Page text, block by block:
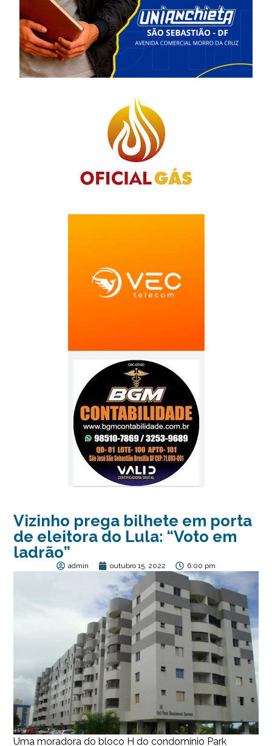
Vizinho prega bilhete em porta
de eleitora do Lula: “Voto em
ladrão”
admin outubro 15, 2022 6:00 pm
Uma moradora do bloco H do condomínio Park